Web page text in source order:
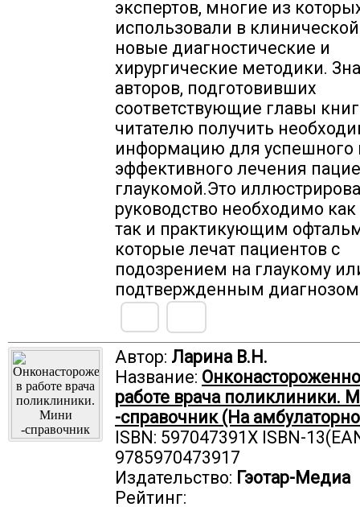
экспертов, многие из
использовали в
новые диагностические и
хирургические методики.
авторов, подготовивших
соответствующие главы
читателю получить
информацию для успешного
эффективного лечения
глаукомой.Это
руководство необходимо как
так и практикующим
которые лечат пациентов с
подозрением на глаукому
подтвержденным
Автор: Ларина В.Н.
Название:
работе врача поликлиники.
-справочник (На
ISBN: 597047391X ISBN-
9785970473917
Издательство: Гэотар-Медиа
Рейтинг: